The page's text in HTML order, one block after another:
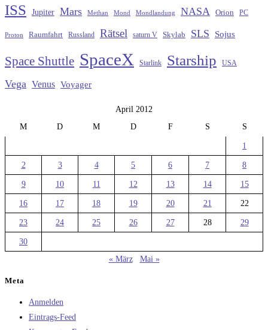
ISS Jupiter Mars Methan Mond Mondlandung NASA Orion PC
Proton Raumfahrt Russland Rätsel saturn V Skylab SLS Sojus
Space Shuttle SpaceX Starlink Starship USA
Vega Venus Voyager
April 2012
M
D M D F S S
1
2 3 4 5 6 7 8
9 10 11 12 13 14 15
16 17 18 19 20 21 22
23 24 25 26 27 28 29
30
« März
Mai »
Meta
Anmelden
Eintrags-Feed